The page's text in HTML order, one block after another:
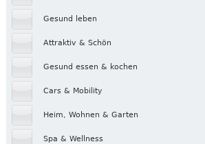
Gesund leben
Attraktiv & Schön
Gesund essen & kochen
Cars & Mobility
Heim, Wohnen & Garten
Spa & Wellness